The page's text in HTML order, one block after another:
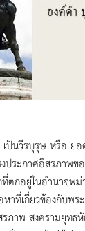
ป็นวีรบุรุษ หรือ ย
ประกาศอิสรภาพข
ตกอยู่ในอำนาจพม่
าที่เกี่ยวข้องกับพ
ภาพ สงครามยุทธ